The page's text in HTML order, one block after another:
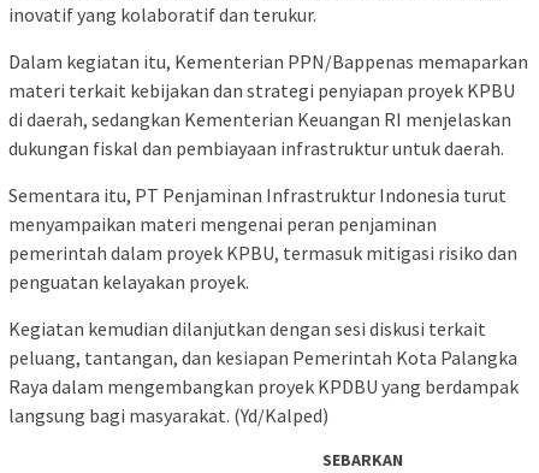
inovatif yang kolaboratif dan terukur.
Dalam kegiatan itu, Kementerian PPN/Bappenas memaparkan
materi terkait kebijakan dan strategi penyiapan proyek KPBU
di daerah, sedangkan Kementerian Keuangan RI menjelaskan
dukungan fiskal dan pembiayaan infrastruktur untuk daerah.
Sementara itu, PT Penjaminan Infrastruktur Indonesia turut
menyampaikan materi mengenai peran penjaminan
pemerintah dalam proyek KPBU, termasuk mitigasi risiko dan
penguatan kelayakan proyek.
Kegiatan kemudian dilanjutkan dengan sesi diskusi terkait
peluang, tantangan, dan kesiapan Pemerintah Kota Palangka
Raya dalam mengembangkan proyek KPDBU yang berdampak
langsung bagi masyarakat. (Yd/Kalped)
SEBARKAN